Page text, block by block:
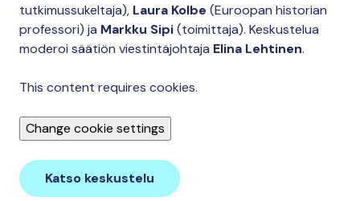
tutkimussukeltaja), Laura Kolbe (Euroopan historian
professori) ja Markku Sipi(toimittaja). Keskustelua
moderoi säätiön viestintäjohtaja Elina Lehtinen.
This content requires cookies.
Change cookie settings
Katso keskustelu